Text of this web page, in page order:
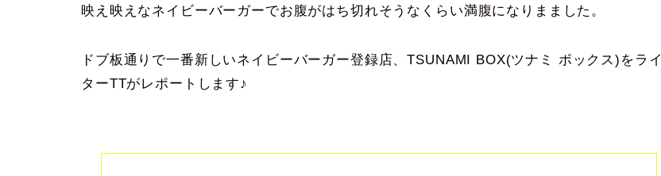
映え映えなネイビーバーガーでお腹がはち切れそうなくらい満腹になりまました。
ドブ板通りで一番新しいネイビーバーガー登録店、TSUNAMI BOX(ツナミ ボックス)をライ
ターTTがレポートします♪